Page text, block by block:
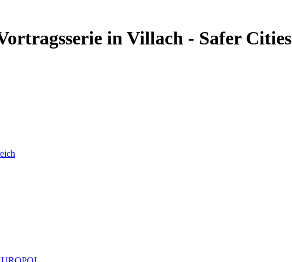
in Villach - Safer Cities